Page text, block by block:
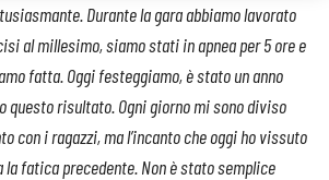
Durante la gara abbiamo lavorato
al millesimo, siamo stati in apnea per 5 ore e
fatta. Oggi festeggiamo, è stato un anno
risultato. Ogni giorno mi sono diviso
con i ragazzi, ma l’incanto che oggi ho vissuto
fatica precedente. Non è stato semplice